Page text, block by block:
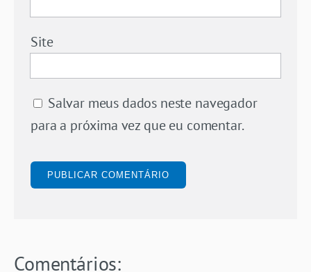
Site
Salvar meus dados neste navegador
para a próxima vez que eu comentar.
Comentários: